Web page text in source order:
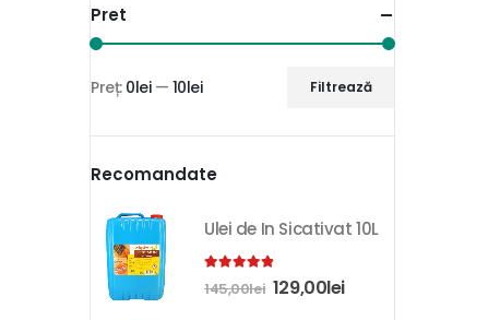
Pret
Filtrează
Preț: 0lei— 10lei
Recomandate
Ulei de In Sicativat 10L
out of 5
145,00lei 129,00lei